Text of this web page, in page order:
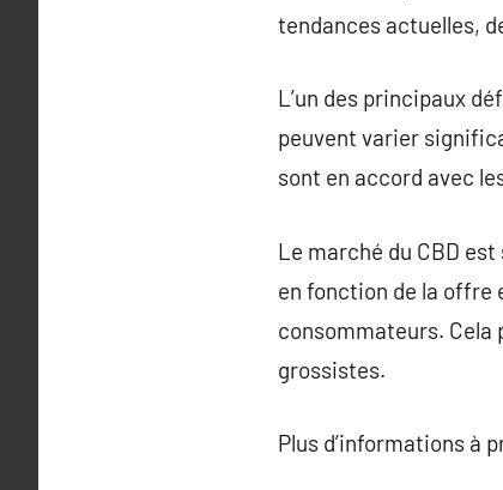
tendances actuelles,
L’un des principaux
peuvent varier
sont en accord avec
Le marché du CBD
en fonction de la offre
consommateurs. Cela
grossistes.
Plus d’informations à